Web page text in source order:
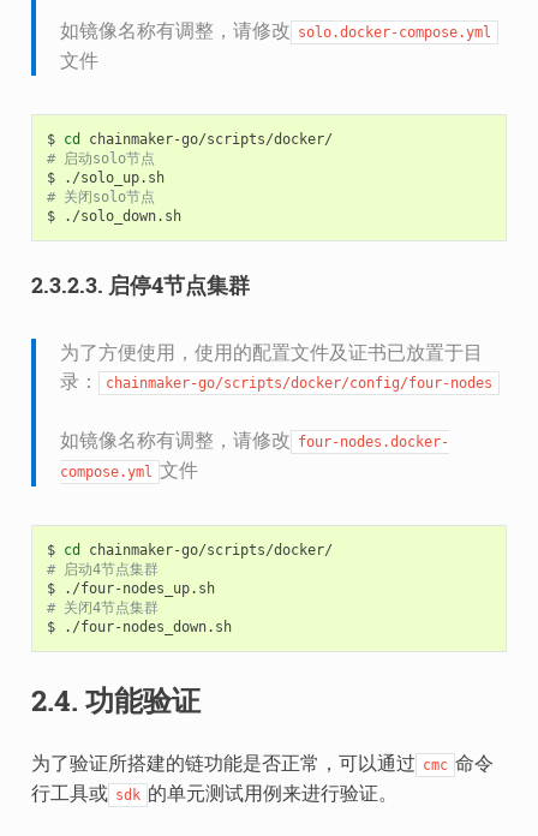
如镜像名称有调整，请修改 solo.docker-compose.yml
文件
$ cd
# 启动solo节点
$
./solo_up.sh
# 关闭solo节点
$
./solo_down.sh
2.3.2.3. 启停4节点集群
为了方便使用，使用的配置文件及证书已放置于目
录：
chainmaker-go/scripts/docker/config/four-nodes
如镜像名称有调整，请修改 four-nodes.docker-
compose.yml 文件
$ cd
# 启动4节点集群
$
./four-nodes_up.sh
# 关闭4节点集群
$
./four-nodes_down.sh
2.4. 功能验证
为了验证所搭建的链功能是否正常，可以通过 cmc 命令
行工具或 sdk 的单元测试用例来进行验证。